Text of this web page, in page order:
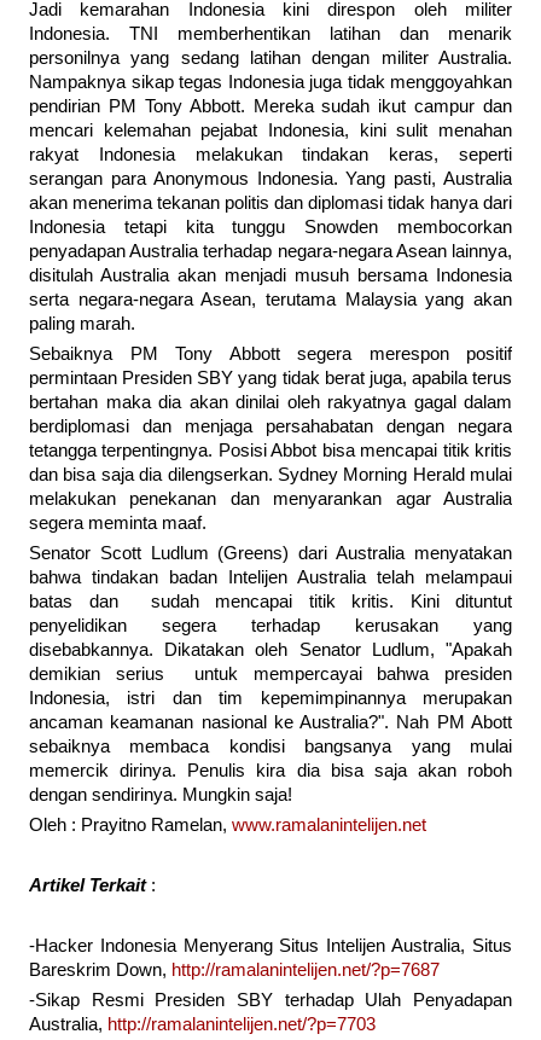
Jadi kemarahan Indonesia kini direspon oleh militer
Indonesia. TNI memberhentikan latihan dan menarik
personilnya yang sedang latihan dengan militer Australia.
Nampaknya sikap tegas Indonesia juga tidak menggoyahkan
pendirian PM Tony Abbott. Mereka sudah ikut campur dan
mencari kelemahan pejabat Indonesia, kini sulit menahan
rakyat Indonesia melakukan tindakan keras, seperti
serangan para Anonymous Indonesia. Yang pasti, Australia
akan menerima tekanan politis dan diplomasi tidak hanya dari
Indonesia tetapi kita tunggu Snowden membocorkan
penyadapan Australia terhadap negara-negara Asean lainnya,
disitulah Australia akan menjadi musuh bersama Indonesia
serta negara-negara Asean, terutama Malaysia yang akan
paling marah.
Sebaiknya PM Tony Abbott segera merespon positif
permintaan Presiden SBY yang tidak berat juga, apabila terus
bertahan maka dia akan dinilai oleh rakyatnya gagal dalam
berdiplomasi dan menjaga persahabatan dengan negara
tetangga terpentingnya. Posisi Abbot bisa mencapai titik kritis
dan bisa saja dia dilengserkan. Sydney Morning Herald mulai
melakukan penekanan dan menyarankan agar Australia
segera meminta maaf.
Senator Scott Ludlum (Greens) dari Australia menyatakan
bahwa tindakan badan Intelijen Australia telah melampaui
batas dan sudah mencapai titik kritis. Kini dituntut
penyelidikan segera terhadap kerusakan yang
disebabkannya. Dikatakan oleh Senator Ludlum, "Apakah
demikian serius untuk mempercayai bahwa presiden
Indonesia, istri dan tim kepemimpinannya merupakan
ancaman keamanan nasional ke Australia?". Nah PM Abott
sebaiknya membaca kondisi bangsanya yang mulai
memercik dirinya. Penulis kira dia bisa saja akan roboh
dengan sendirinya. Mungkin saja!
Oleh : Prayitno Ramelan, www.ramalanintelijen.net
Artikel Terkait :
-Hacker Indonesia Menyerang Situs Intelijen Australia, Situs
Bareskrim Down, http://ramalanintelijen.net/?p=7687
-Sikap Resmi Presiden SBY terhadap Ulah Penyadapan
Australia, http://ramalanintelijen.net/?p=7703